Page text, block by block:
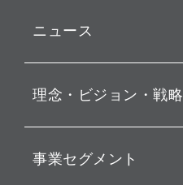
ニュース
お知らせ
動画配信
理念・ビジョン・戦略
経営理念
事業セグメント